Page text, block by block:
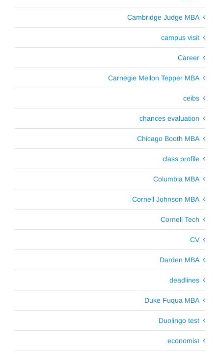
Cambridge Judge MBA
campus visit
Career
Carnegie Mellon Tepper MBA
ceibs
chances evaluation
Chicago Booth MBA
class profile
Columbia MBA
Cornell Johnson MBA
Cornell Tech
CV
Darden MBA
deadlines
Duke Fuqua MBA
Duolingo test
economist